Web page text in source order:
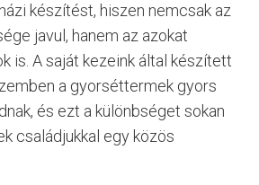
készítést, hiszen nemcsak az
javul, hanem az azokat
is. A saját kezeink által készített
a gyorséttermek gyors
és ezt a különbséget sokan
családjukkal egy közös